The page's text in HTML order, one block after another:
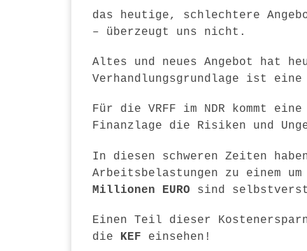
das heutige, schlechtere
– überzeugt uns nicht.
Altes und neues Angebot hat
Verhandlungsgrundlage ist
Für die VRFF im NDR kommt
Finanzlage die Risiken und
In diesen schweren Zeiten
Arbeitsbelastungen zu einem um
Millionen EURO sind
Einen Teil dieser
die KEF einsehen!